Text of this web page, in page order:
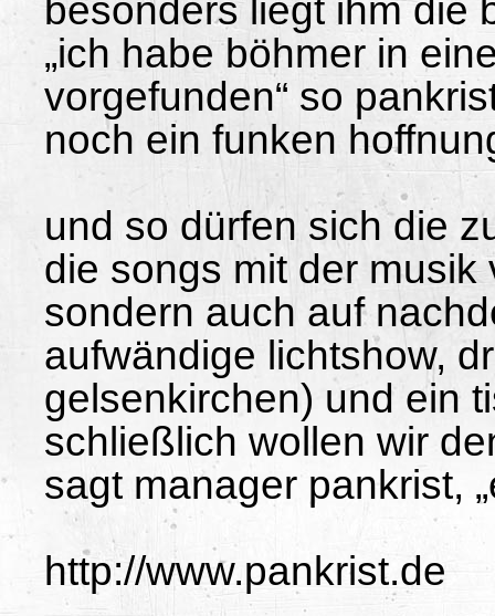
besonders liegt ihm die
„ich habe böhmer in
vorgefunden“ so
noch ein funken
und so dürfen sich die
die songs mit der
sondern auch auf
aufwändige lichtshow,
gelsenkirchen) und ein
schließlich wollen wir
sagt manager pankrist,
http://www.pankrist.de